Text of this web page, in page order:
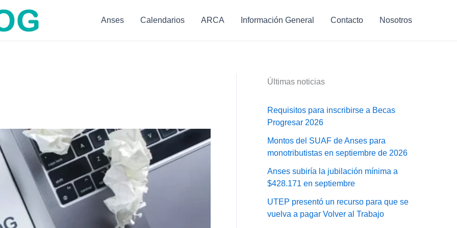
Anses Calendarios ARCA Información General Contacto Nosotros
Últimas noticias
Requisitos para inscribirse a Becas
Progresar 2026
Montos del SUAF de Anses para
monotributistas en septiembre de 2026
Anses subiría la jubilación mínima a
$428.171 en septiembre
UTEP presentó un recurso para que se
vuelva a pagar Volver al Trabajo